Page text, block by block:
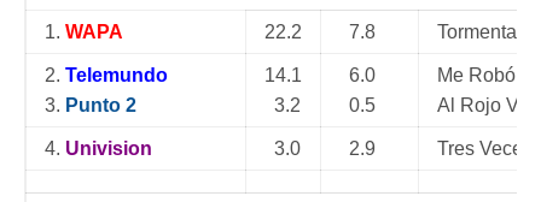
1. WAPA 22.2 7.8 Tormenta
2. Telemundo
3. Punto 2
14.1
3.2
6.0
0.5
Me Robó
Al Rojo
4. Univision 3.0 2.9 Tres Veces